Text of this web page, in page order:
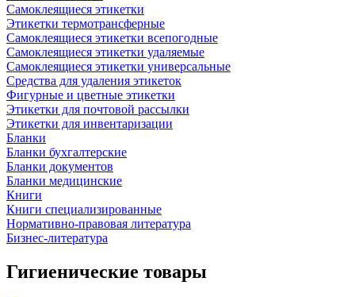
Самоклеящиеся этикетки
Этикетки термотрансферные
Самоклеящиеся этикетки всепогодные
Самоклеящиеся этикетки удаляемые
Самоклеящиеся этикетки универсальные
Средства для удаления этикеток
Фигурные и цветные этикетки
Этикетки для почтовой рассылки
Этикетки для инвентаризации
Бланки
Бланки бухгалтерские
Бланки документов
Бланки медицинские
Книги
Книги специализированные
Нормативно-правовая литература
Бизнес-литература
Гигиенические товары